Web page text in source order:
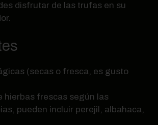
disfrutar de las trufas en su
(secas o fresca, es gusto
hierbas frescas según las
pueden incluir perejil, albahaca,